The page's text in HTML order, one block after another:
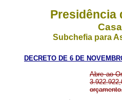
Presidência
Subchefia para
DECRETO DE 6 DE
Abre ao